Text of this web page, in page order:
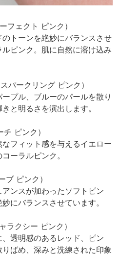
ェクト ピンク）
トーンを絶妙にバランスさせ
ピンク。肌に自然に溶け込み
ークリング ピンク）
プル、ブルーのパールを散り
と明るさを演出します。
ピンク）
フィット感を与えるイエロー
ーラルピンク。
ピンク）
ンスが加わったソフトピン
にバランスさせています。
クシー ピンク）
透明感のあるレッド、ピン
ばめ、深みと洗練された印象